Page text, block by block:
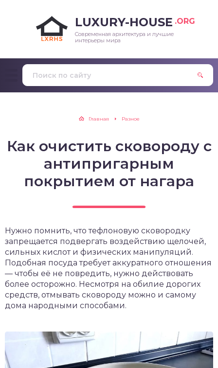
LUXURY-HOUSE .ORG
Современная архитектура и лучшие
интерьеры мира
Главная Разное
Как очистить сковороду с
антипригарным
покрытием от нагара
Нужно помнить, что тефлоновую сковородку
запрещается подвергать воздействию щелочей,
сильных кислот и физических манипуляций.
Подобная посуда требует аккуратного отношения
— чтобы её не повредить, нужно действовать
более осторожно. Несмотря на обилие дорогих
средств, отмывать сковороду можно и самому
дома народными способами.